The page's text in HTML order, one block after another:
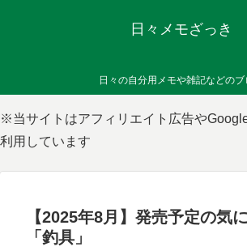
日々メモざっき
日々の自分用メモや雑記などのブ
※当サイトはアフィリエイト広告や
利用しています
【2025年8月】発売予定の気
「釣具」